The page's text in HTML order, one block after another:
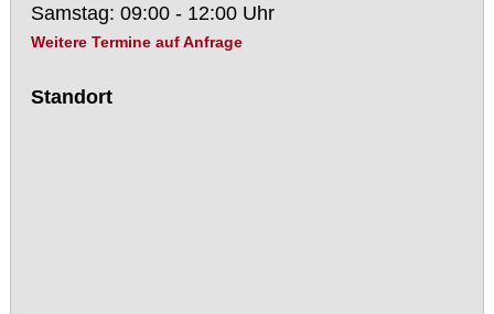
Samstag: 09:00 - 12:00 Uhr
Weitere Termine auf Anfrage
Standort